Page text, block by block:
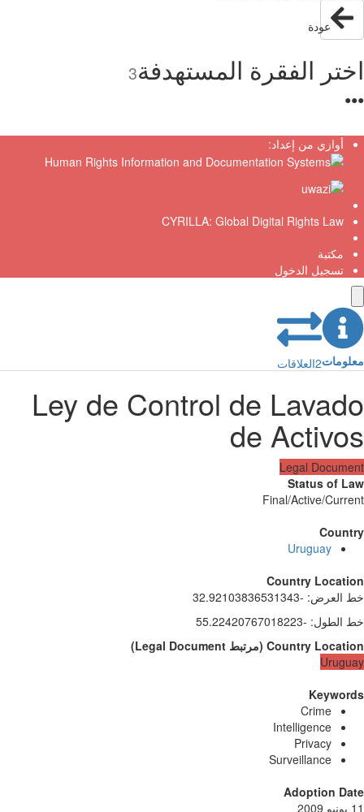
عودة
الفقرة المستهدفة3
●
أوازي من إعداد:
CYRILLA: Global Digital Rights Law
مكتبة
تسجيل الدخول
2العلاقات
Ley de Control de
de
Legal
Status of
Final/Active/
Uruguay
Country
العرض:
-32.92103836531343
الطول:
-55.22420767018223
Country
(مرتبط Legal Document
)
Crime
Intelligence
Privacy
Surveillance
Adoption